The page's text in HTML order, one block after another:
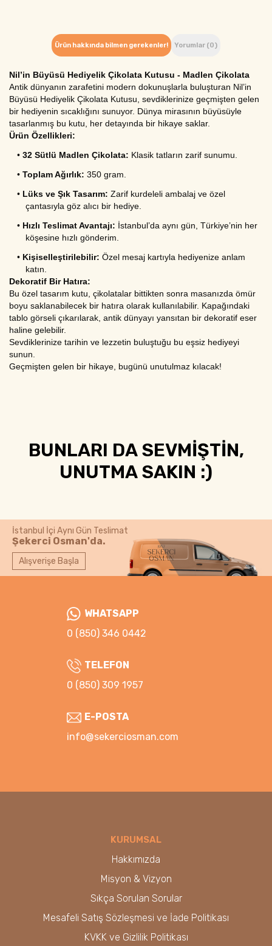
Ürün hakkında bilmen gerekenler! Yorumlar (0)
Nil’in Büyüsü Hediyelik Çikolata Kutusu - Madlen Çikolata
Antik dünyanın zarafetini modern dokunuşlarla buluşturan Nil’in
Büyüsü Hediyelik Çikolata Kutusu, sevdiklerinize geçmişten gelen
bir hediyenin sıcaklığını sunuyor. Dünya mirasının büyüsüyle
tasarlanmış bu kutu, her detayında bir hikaye saklar.
Ürün Özellikleri:
• 32 Sütlü Madlen Çikolata: Klasik tatların zarif sunumu.
• Toplam Ağırlık: 350 gram.
• Lüks ve Şık Tasarım: Zarif kurdeleli ambalaj ve özel
çantasıyla göz alıcı bir hediye.
• Hızlı Teslimat Avantajı: İstanbul’da aynı gün, Türkiye’nin her
köşesine hızlı gönderim.
• Kişiselleştirilebilir: Özel mesaj kartıyla hediyenize anlam
katın.
Dekoratif Bir Hatıra:
Bu özel tasarım kutu, çikolatalar bittikten sonra masanızda ömür
boyu saklanabilecek bir hatıra olarak kullanılabilir. Kapağındaki
tablo görseli çıkarılarak, antik dünyayı yansıtan bir dekoratif eser
haline gelebilir.
Sevdiklerinize tarihin ve lezzetin buluştuğu bu eşsiz hediyeyi
sunun.
Geçmişten gelen bir hikaye, bugünü unutulmaz kılacak!
BUNLARI DA SEVMİŞTİN,
UNUTMA SAKIN :)
İstanbul İçi Aynı Gün Teslimat
Şekerci Osman'da.
Alışverişe Başla
WHATSAPP
0 (850) 346 0442
TELEFON
0 (850) 309 1957
E-POSTA
info@sekerciosman.com
KURUMSAL
Hakkımızda
Misyon & Vizyon
Sıkça Sorulan Sorular
Mesafeli Satış Sözleşmesi ve İade Politikası
KVKK ve Gizlilik Politikası